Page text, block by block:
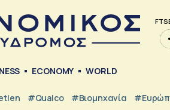
ECONOMY WORLD
#Qualco #Βιομηχανία